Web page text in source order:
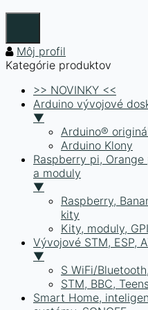
Môj profil
Kategórie produktov
>> NOVINKY <<
Arduino vývojové
▼
Arduino®
Arduino Klony
Raspberry pi,
a moduly
▼
Raspberry,
kity
Kity, moduly,
Vývojové STM, ESP,
▼
S WiFi/
STM, BBC,
Smart Home,